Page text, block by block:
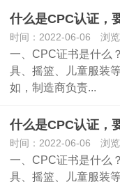
什么是CPC认证，
时间：2022-06-06 浏览
一、CPC证书是什么
具、摇篮、儿童服装
如，制造商负责...
什么是CPC认证，
时间：2022-06-06 浏
一、CPC证书是什么
具、摇篮、儿童服装